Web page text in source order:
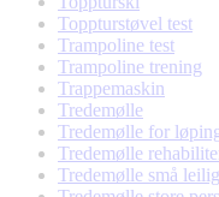
Toppturstøvel test
Trampoline test
Trampoline trening
Trappemaskin
Tredemølle
Tredemølle for
Tredemølle
Tredemølle små